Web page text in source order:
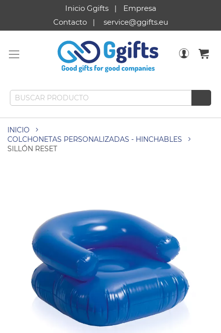
Inicio Ggifts
Empresa
Contacto
service@ggifts.eu
INICIO
COLCHONETAS PERSONALIZADAS - HINCHABLES
SILLÓN RESET